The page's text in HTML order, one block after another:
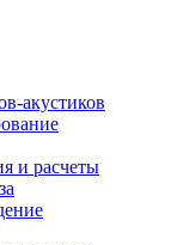
акустиков
и расчеты